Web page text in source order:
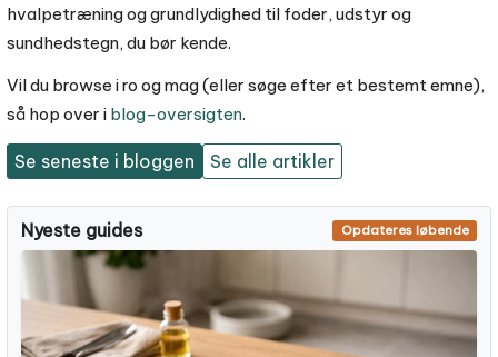
hvalpetræning og grundlydighed til foder, udstyr og
sundhedstegn, du bør kende.
Vil du browse i ro og mag (eller søge efter et bestemt emne),
så hop over i blog-oversigten.
Se seneste i bloggen Se alle artikler
Nyeste guides Opdateres løbende